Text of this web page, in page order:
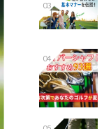
03
04